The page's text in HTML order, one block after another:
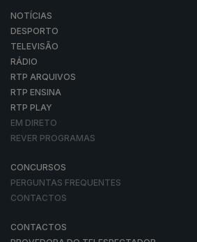
NOTÍCIAS
DESPORTO
TELEVISÃO
RÁDIO
RTP ARQUIVOS
RTP ENSINA
RTP PLAY
EM DIRETO
REVER PROGRAMAS
CONCURSOS
PERGUNTAS FREQUENTES
CONTACTOS
CONTACTOS